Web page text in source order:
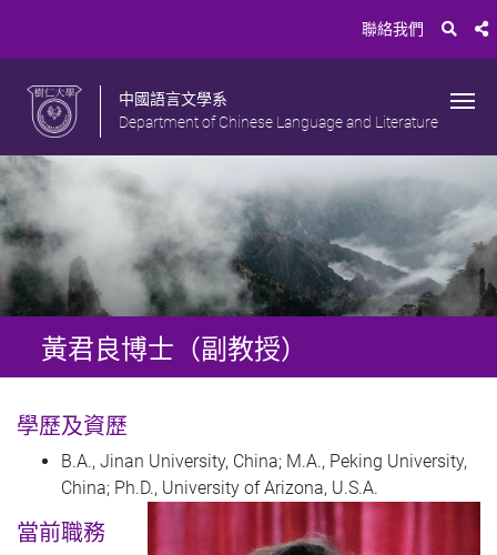
聯絡我們
中國語言文學系
Department of Chinese Language and Literature
黃君良博士（副教授）
學歷及資歷
B.A., Jinan University, China; M.A., Peking University,
China; Ph.D., University of Arizona, U.S.A.
當前職務